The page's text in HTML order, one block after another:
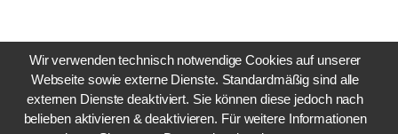
Wir verwenden technisch notwendige Cookies auf unserer
Webseite sowie externe Dienste. Standardmäßig sind alle
externen Dienste deaktiviert. Sie können diese jedoch nach
belieben aktivieren & deaktivieren. Für weitere Informationen